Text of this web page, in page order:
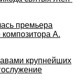
премьера
А.
крупнейших